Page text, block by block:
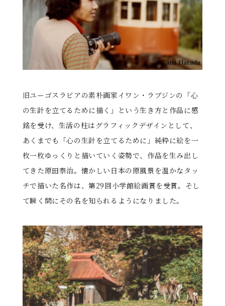
旧ユーゴスラビアの素朴画家イワン・ラブジンの「心
の生計を立てるために描く」という生き方と作品に感
銘を受け、生活の柱はグラフィックデザインとして、
あくまでも「心の生計を立てるために」純粋に絵を一
枚一枚ゆっくりと描いていく姿勢で、作品を生み出し
てきた原田泰治。懐かしい日本の原風景を温かなタッ
チで描いた名作は、第29回小学館絵画賞を受賞。そし
て瞬く間にその名を知られるようになりました。